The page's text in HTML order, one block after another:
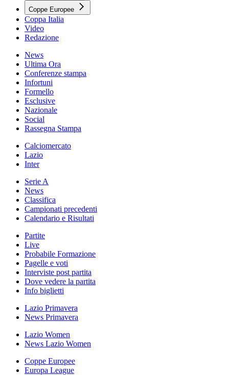
Coppe Europee
Coppa Italia
Video
Redazione
News
Ultima Ora
Conferenze stampa
Infortuni
Formello
Esclusive
Nazionale
Social
Rassegna Stampa
Calciomercato
Lazio
Inter
Serie A
News
Classifica
Campionati precedenti
Calendario e Risultati
Partite
Live
Probabile Formazione
Pagelle e voti
Interviste post partita
Dove vedere la partita
Info biglietti
Lazio Primavera
News Primavera
Lazio Women
News Lazio Women
Coppe Europee
Europa League